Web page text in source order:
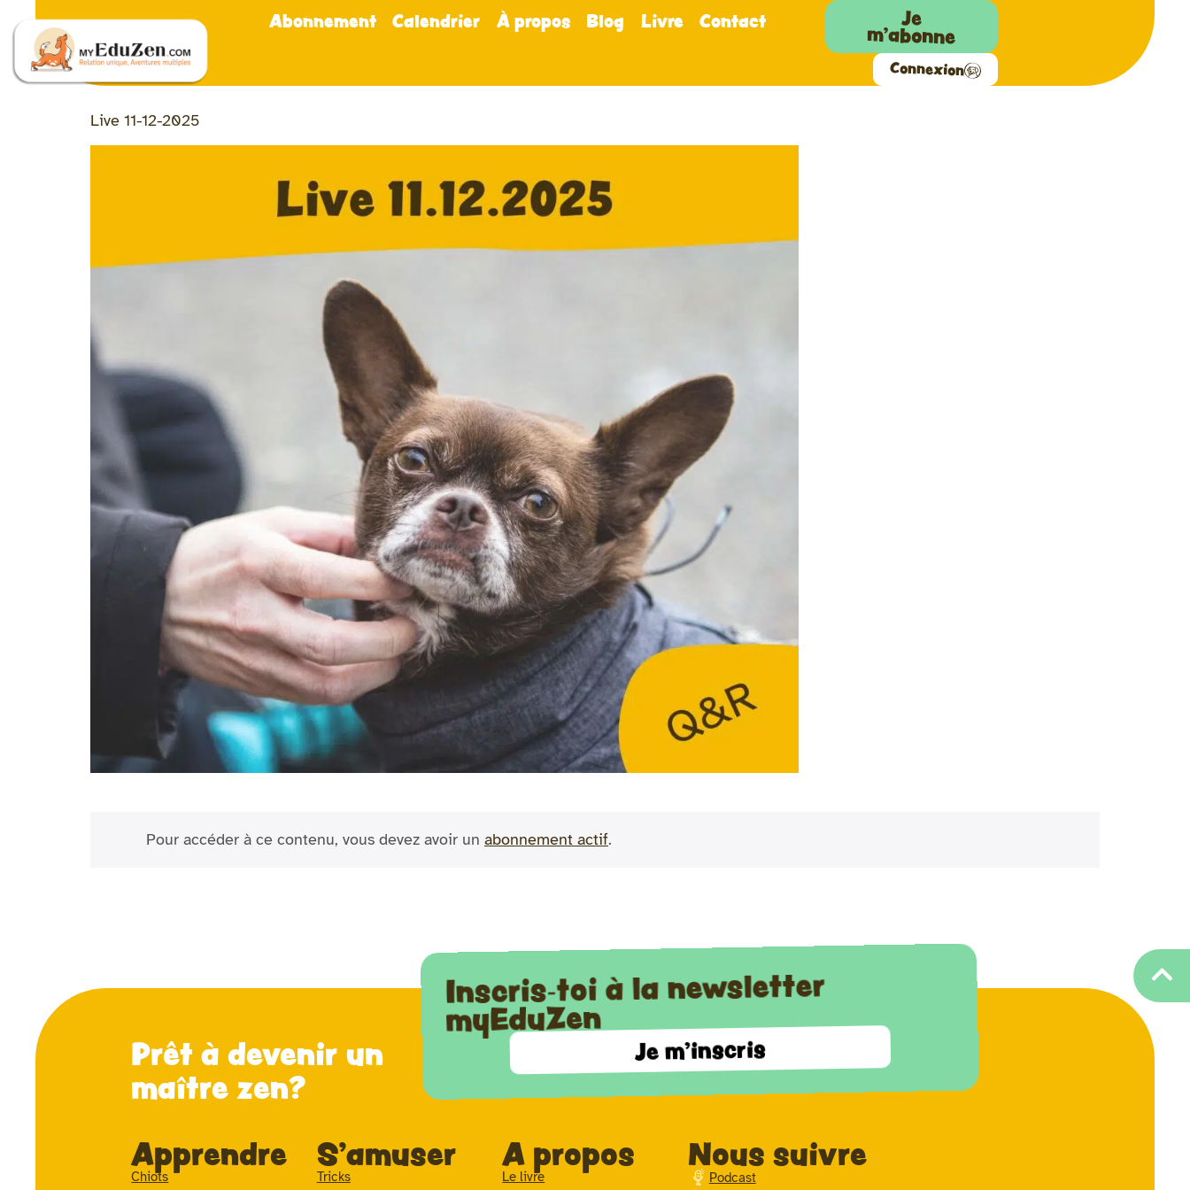
Abonnement Calendrier À propos Blog Livre Contact Je
m'abonne
Connexion
Live 11-12-2025
Pour accéder à ce contenu, vous devez avoir un abonnement actif.
Prêt à devenir un
maître zen?
Inscris-toi à la newsletter
myEduZen
Je m'inscris
Apprendre
Chiots
S'amuser
Tricks
A propos
Le livre
Nous suivre
Podcast